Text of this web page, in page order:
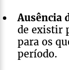
Ausência
de existir
para os
período.